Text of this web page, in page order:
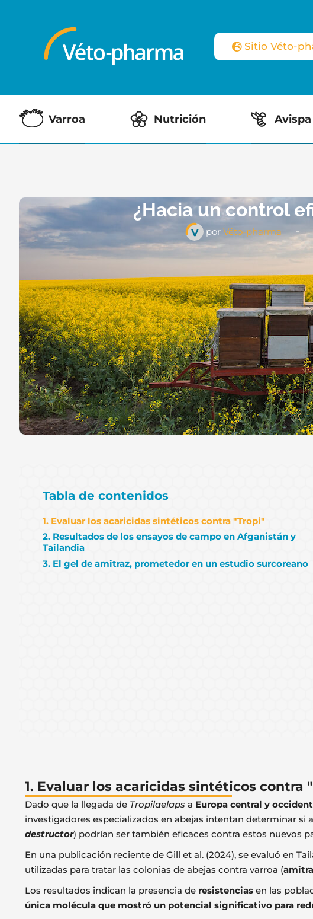
Sitio Véto-
Varroa Nutrición
¿Hacia un control
por Véto-pharma
Tabla de contenidos
1. Evaluar los acaricidas sintéticos contra "Tropi"
2. Resultados de los ensayos de campo en Afganistán y
Tailandia
3. El gel de amitraz, prometedor en un estudio surcoreano
1. Evaluar los acaricidas sintéticos contra
Dado que la llegada de Tropilaelaps a Europa central y
investigadores especializados en abejas intentan determinar si
destructor) podrían ser también eficaces contra estos nuevos
En una publicación reciente de Gill et al. (2024), se evaluó en
utilizadas para tratar las colonias de abejas contra varroa (
Los resultados indican la presencia de resistencias en las
única molécula que mostró un potencial significativo para